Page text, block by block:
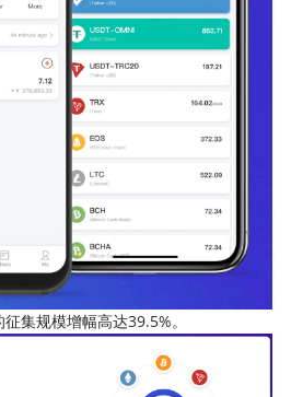
集规模增幅高达39.5%。